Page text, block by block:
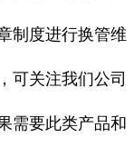
制度进行换管维
可关注我们公司
需要此类产品和